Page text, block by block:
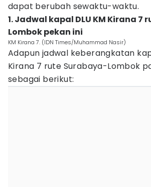
dapat berubah sewaktu-waktu.
1. Jadwal kapal DLU KM Kirana 7
Lombok pekan ini
KM Kirana 7. (IDN Times/Muhammad Nasir)
Adapun jadwal keberangkatan
Kirana 7 rute Surabaya-Lombok
sebagai berikut: